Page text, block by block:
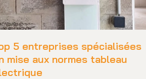
5 entreprises spécialisées
mise aux normes tableau